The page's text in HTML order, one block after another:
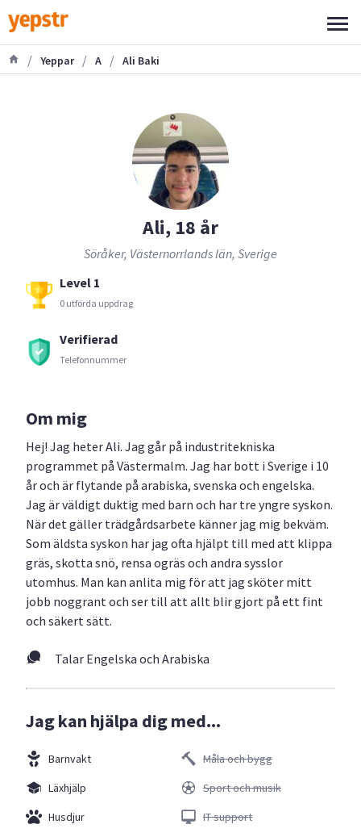
/ Yeppar / A / Ali Baki
Ali, 18 år
Söråker, Västernorrlands län, Sverige
Level 1
0 utförda uppdrag
Verifierad
Telefonnummer
Om mig
Hej! Jag heter Ali. Jag går på industritekniska
programmet på Västermalm. Jag har bott i Sverige i 10
år och är flytande på arabiska, svenska och engelska.
Jag är väldigt duktig med barn och har tre yngre syskon.
När det gäller trädgårdsarbete känner jag mig bekväm.
Som äldsta syskon har jag ofta hjälpt till med att klippa
gräs, skotta snö, rensa ogräs och andra sysslor
utomhus. Man kan anlita mig för att jag sköter mitt
jobb noggrant och ser till att allt blir gjort på ett fint
och säkert sätt.
Talar Engelska och Arabiska
Jag kan hjälpa dig med...
Barnvakt
Läxhjälp
Husdjur
Måla och bygg
Sport och musik
IT support